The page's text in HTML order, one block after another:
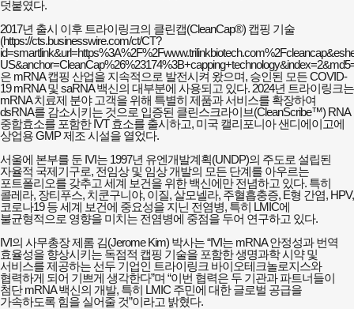
덧붙였다.
2017년 출시 이후 트라이링크의 클린캡(CleanCap®) 캡핑 기술
(https://cts.businesswire.com/ct/CT?
id=smartlink&url=https%3A%2F%2F
은 mRNA 캡핑 산업을 지속적으로 발전시켜 왔으며, 승인된 모든 COVID-
19 mRNA 및 saRNA 백신의 대부분에 사용되고 있다. 2024년 트라이링크는
mRNA 치료제 분야 고객을 위해 특별히 제품과 서비스를 확장하여
dsRNA를 감소시키는 것으로 입증된 클린스크라이브(CleanScribe™) RNA
중합효소를 포함한 IVT 효소를 출시하고, 미국 캘리포니아 샌디에이고에
상업용 GMP 제조 시설을 열었다.
서울에 본부를 둔 IVI는 1997년 유엔개발계획(UNDP)의 주도로 설립된
자율적 국제기구로, 전임상 및 임상 개발의 모든 단계를 아우르는
포트폴리오를 갖추고 세계 보건을 위한 백신에만 전념하고 있다. 특히
콜레라, 장티푸스, 치쿤구니야, 이질, 살모넬라, 주혈흡충증, E형 간염, HPV,
코로나19 등 세계 보건에 중요성을 지닌 전염병, 특히 LMIC에
불균형적으로 영향을 미치는 전염병에 중점을 두어 연구하고 있다.
IVI의 사무총장 제롬 김(Jerome Kim) 박사는 “IVI는 mRNA 안정성과 번역
효율성을 향상시키는 독점적 캡핑 기술을 포함한 생명과학 시약 및
서비스를 제공하는 선두 기업인 트라이링크 바이오테크놀로지스와
협력하게 되어 기쁘게 생각한다”며 “이번 협력은 두 기관과 파트너들이
첨단 mRNA 백신의 개발, 특히 LMIC 주민에 대한 글로벌 공급을
가속하도록 힘을 실어줄 것”이라고 밝혔다.